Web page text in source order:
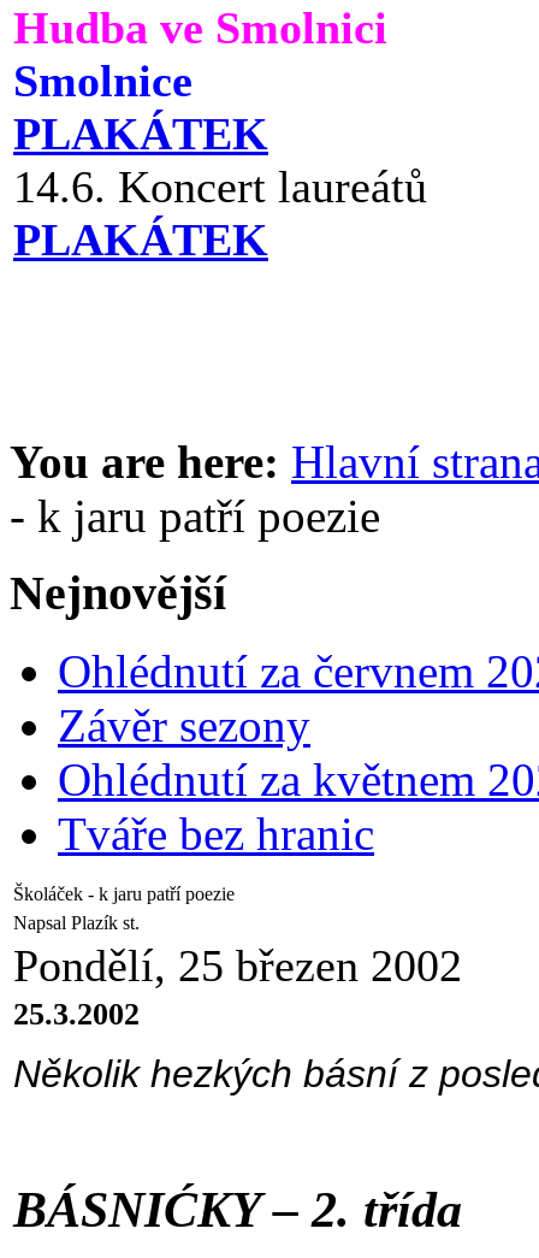
Hudba ve Smolnici
Smolnice
PLAKÁTEK
14.6. Koncert laureátů
PLAKÁTEK
You are here: Hlavní
- k jaru patří poezie
Nejnovější
Ohlédnutí za červnem
Závěr sezony
Ohlédnutí za květnem
Tváře bez hranic
Školáček - k jaru patří poezie
Napsal Plazík st.
Pondělí, 25 březen 2002
25.3.2002
Několik hezkých básní z
BÁSNIĆKY – 2. třída